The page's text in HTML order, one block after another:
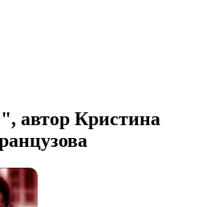
автор Кристина